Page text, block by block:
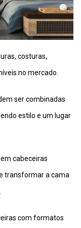
costuras,
no mercado.
ser combinadas
estilo e um lugar
cabeceiras
transformar a cama
com formatos